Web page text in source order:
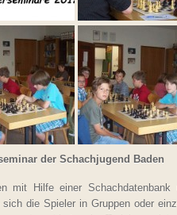
der Schachjugend Baden
mit Hilfe einer
sich die Spieler in Gruppen oder